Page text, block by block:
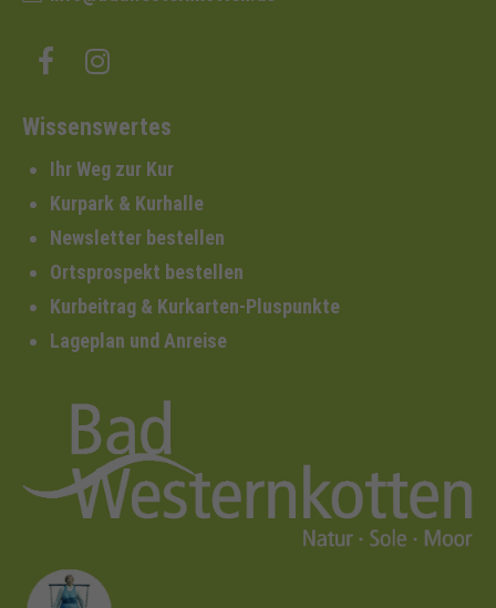
Wissenswertes
Ihr Weg zur Kur
Kurpark & Kurhalle
Newsletter bestellen
Ortsprospekt bestellen
Kurbeitrag & Kurkarten-Pluspunkte
Lageplan und Anreise